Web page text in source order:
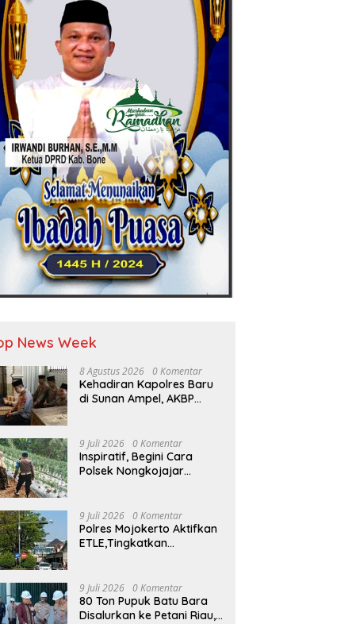
News Week
8 Agustus 2026 0 Komentar
Kehadiran Kapolres Baru
di Sunan Ampel, AKBP
Ulama”
9 Juli 2026 0 Komentar
Inspiratif, Begini Cara
Polsek Nongkojajar
9 Juli 2026 0 Komentar
Polres Mojokerto Aktifkan
ETLE,Tingkatkan
9 Juli 2026 0 Komentar
80 Ton Pupuk Batu Bara
Disalurkan ke Petani Riau,